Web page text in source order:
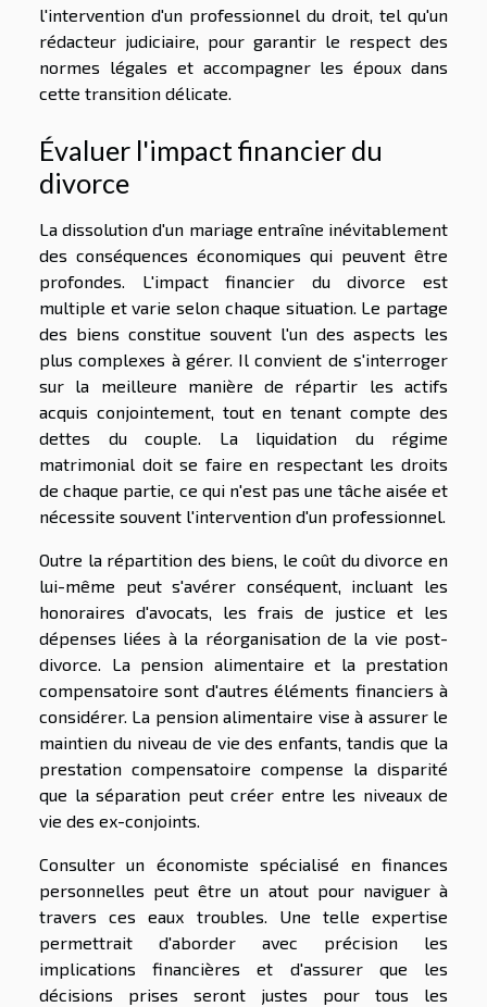
l'intervention d'un professionnel du droit, tel qu'un
rédacteur judiciaire, pour garantir le respect des
normes légales et accompagner les époux dans
cette transition délicate.
Évaluer l'impact financier du
divorce
La dissolution d'un mariage entraîne inévitablement
des conséquences économiques qui peuvent être
profondes. L'impact financier du divorce est
multiple et varie selon chaque situation. Le partage
des biens constitue souvent l'un des aspects les
plus complexes à gérer. Il convient de s'interroger
sur la meilleure manière de répartir les actifs
acquis conjointement, tout en tenant compte des
dettes du couple. La liquidation du régime
matrimonial doit se faire en respectant les droits
de chaque partie, ce qui n'est pas une tâche aisée et
nécessite souvent l'intervention d'un professionnel.
Outre la répartition des biens, le coût du divorce en
lui-même peut s'avérer conséquent, incluant les
honoraires d'avocats, les frais de justice et les
dépenses liées à la réorganisation de la vie post-
divorce. La pension alimentaire et la prestation
compensatoire sont d'autres éléments financiers à
considérer. La pension alimentaire vise à assurer le
maintien du niveau de vie des enfants, tandis que la
prestation compensatoire compense la disparité
que la séparation peut créer entre les niveaux de
vie des ex-conjoints.
Consulter un économiste spécialisé en finances
personnelles peut être un atout pour naviguer à
travers ces eaux troubles. Une telle expertise
permettrait d'aborder avec précision les
implications financières et d'assurer que les
décisions prises seront justes pour tous les